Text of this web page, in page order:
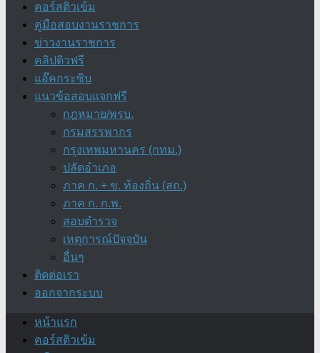
คอร์สติวเข้ม
คู่มือสอบงานราชการ
ข่าวงานราชการ
คลิปติวฟรี
แอ๊คกระซิบ
แนวข้อสอบแจกฟรี
กฎหมาย/พรบ.
กรมสรรพากร
กรุงเทพมหานคร (กทม.)
ปลัดอำเภอ
ภาค ก. + ข. ท้องถิ่น (สถ.)
ภาค ก. ก.พ.
สอบตำรวจ
เหตุการณ์ปัจจุบัน
อื่นๆ
ติดต่อเรา
ออกจากระบบ
หน้าแรก
คอร์สติวเข้ม